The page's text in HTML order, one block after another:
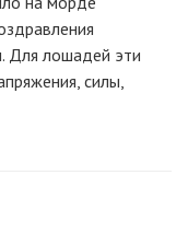
Для лошадей эти
силы,